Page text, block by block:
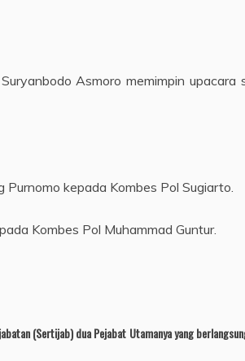
Asmoro memimpin upacara
kepada Kombes Pol Sugiarto.
Kombes Pol Muhammad Guntur.
(Sertijab) dua Pejabat Utamanya yang